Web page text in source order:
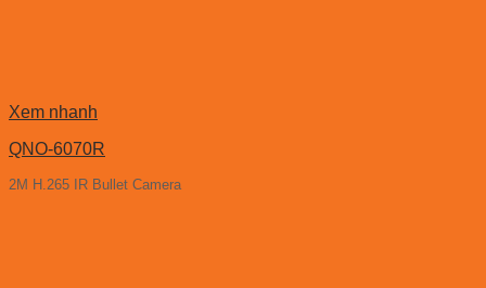
Xem nhanh
QNO-6070R
2M H.265 IR Bullet Camera